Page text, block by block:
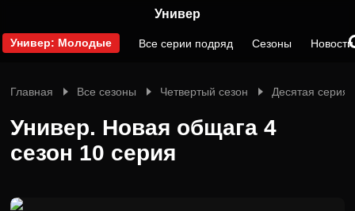
Универ
Универ: Молодые Все серии подряд Сезоны Новости
Главная Все сезоны Четвертый сезон Десятая серия
Универ. Новая общага 4
сезон 10 серия